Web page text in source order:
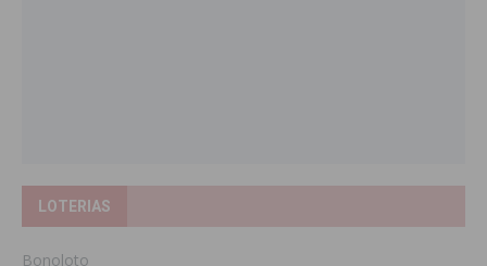
LOTERIAS
Bonoloto